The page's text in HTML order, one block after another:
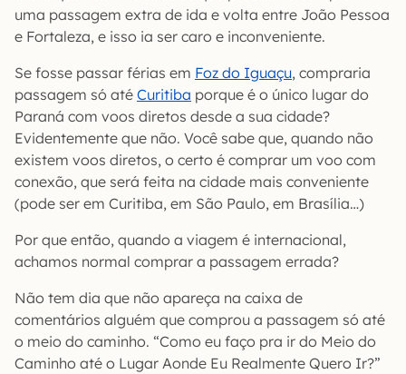
uma passagem extra de ida e volta entre João Pessoa
e Fortaleza, e isso ia ser caro e inconveniente.
Se fosse passar férias em Foz do Iguaçu, compraria
passagem só até Curitiba porque é o único lugar do
Paraná com voos diretos desde a sua cidade?
Evidentemente que não. Você sabe que, quando não
existem voos diretos, o certo é comprar um voo com
conexão, que será feita na cidade mais conveniente
(pode ser em Curitiba, em São Paulo, em Brasília…)
Por que então, quando a viagem é internacional,
achamos normal comprar a passagem errada?
Não tem dia que não apareça na caixa de
comentários alguém que comprou a passagem só até
o meio do caminho. “Como eu faço pra ir do Meio do
Caminho até o Lugar Aonde Eu Realmente Quero Ir?”